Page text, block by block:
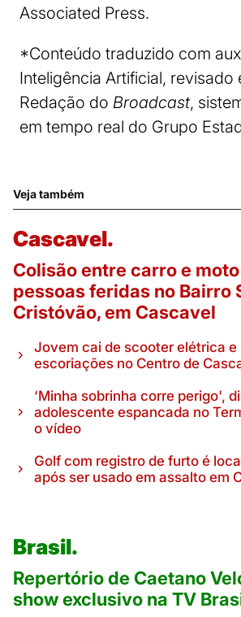
Associated Press.
*Conteúdo traduzido com
Inteligência Artificial, revisado
Redação do Broadcast,
em tempo real do Grupo
Veja também
Cascavel.
Colisão entre carro e
pessoas feridas no Bairro
Cristóvão, em Cascavel
Jovem cai de scooter elétrica e
escoriações no Centro de
‘Minha sobrinha corre perigo',
adolescente espancada no
o vídeo
Golf com registro de furto é
após ser usado em assalto em
Brasil.
Repertório de Caetano
show exclusivo na TV